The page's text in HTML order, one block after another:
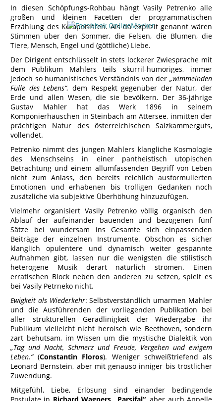
In diesen Schöpfungs-Rohbau hängt Vasily Petrenko alle
großen und kleinen Facetten der programmatischen
Erzählung des Komponisten. Als da explizit genannt wären
Stimmen über den Sommer, die Felsen, die Blumen, die
Tiere, Mensch, Engel und (göttliche) Liebe.
Der Dirigent entschlüsselt in stets lockerer Zwiesprache mit
dem Publikum Mahlers teils skurril-humoriges, immer
jedoch so humanistisches Verständnis von der „wimmelnden
Fülle des Lebens“, dem Respekt gegenüber der Natur, der
Erde und allen Wesen, die sie bevölkern. Der 36-jährige
Gustav Mahler hat das Werk 1896 in seinem
Komponierhäuschen in Steinbach am Attersee, inmitten der
prächtigen Natur des österreichischen Salzkammerguts,
vollendet.
Petrenko nimmt des jungen Mahlers klangliche Kosmologie
des Menschseins in einer pantheistisch utopischen
Betrachtung und einem allumfassenden Begriff von Leben
nicht zum Anlass, den bereits reichlich ausformulierten
Emotionen und erhabenen bis trolligen Gedanken noch
zusätzliche via subjektive Überhöhung hinzuzufügen.
Vielmehr organisiert Vasily Petrenko völlig organisch den
Ablauf der aufeinander bauenden und bezogenen fünf
Sätze bei wundersam ins Gesamte sich einpassenden
Beiträge der einzelnen Instrumente. Obschon es sicher
klanglich opulentere und dynamisch weiter gespannte
Aufnahmen gibt, lassen nur die wenigsten die stilistisch
heterogene Musik derart natürlich strömen. Einen
erratischen Block neben den anderen zu setzen, spielt es
bei Vasily Petrneko nicht.
Ewigkeit als Wiederkehr: Selbstverständlich umarmen Mahler
und die Ausführenden der vorliegenden Publikation bei
aller strukturellen Geradlinigkeit der Wiedergabe ihr
Publikum vielleicht nicht heroisch wie Beethoven, sondern
zart behutsam, im Wissen um die mystische Dialektik von
„Tag und Nacht, Schmerz und Freude, Vergehen und ewigem
Leben.“(Constantin Floros). Weniger schweißtriefend als
Leonard Bernstein, aber mit genauso inniger bis tröstlicher
Zuwendung.
Mitgefühl, Liebe, Erlösung sind einander bedingende